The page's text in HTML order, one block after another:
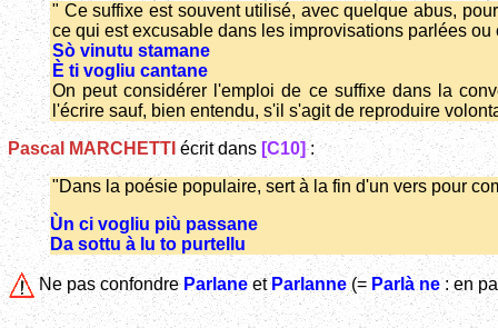
" Ce suffixe est souvent utilisé, avec quelque abus,
ce qui est excusable dans les improvisations parlées ou
Sò vinutu stamane
È ti vogliu cantane
On peut considérer l'emploi de ce suffixe dans la
l'écrire sauf, bien entendu, s'il s'agit de reproduire
Pascal MARCHETTI écrit dans [C10]:
"Dans la poésie populaire, sert à la fin d'un vers pour
Ùn ci vogliu più passane
Da sottu à lu to purtellu
Ne pas confondreParlaneetParlanne(= Parlà ne: en